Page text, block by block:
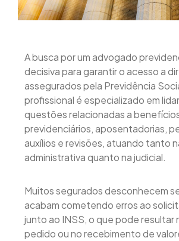
A busca por um advogado
decisiva para garantir o acesso a
assegurados pela Previdência
profissional é especializado em
questões relacionadas a
previdenciários, aposentadorias,
auxílios e revisões, atuando tanto
administrativa quanto na judicial.
Muitos segurados desconhecem
acabam cometendo erros ao
junto ao INSS, o que pode resultar
pedido ou no recebimento de